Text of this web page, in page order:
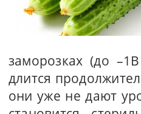
заморозках (до
длится
они уже не дают